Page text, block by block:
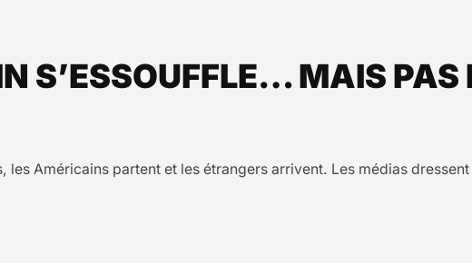
S’ESSOUFFLE… MAIS PAS
les Américains partent et les étrangers arrivent. Les médias dressent